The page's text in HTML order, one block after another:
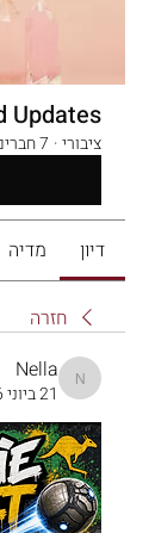
Updates
ציבורי· 7 חברים
דיון מדיה
חזרה
Nella
Nella
21 ביוני 2026